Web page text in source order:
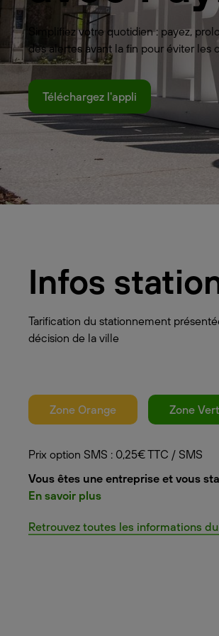
Simplifiez votre quotidien : payez,
des alertes avant la fin pour éviter les
Téléchargez l'appli
Infos
Tarification du stationnement
décision de la ville
Zone Orange Zone
Prix option SMS : 0,25€ TTC / SMS
Vous êtes une entreprise et vous
En savoir plus
Retrouvez toutes les informations